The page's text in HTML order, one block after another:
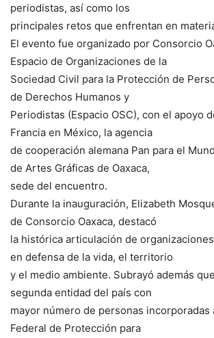
periodistas, así como los
principales retos que enfrentan en
El evento fue organizado por Consorcio
Espacio de Organizaciones de la
Sociedad Civil para la Protección de
de Derechos Humanos y
Periodistas (Espacio OSC), con el apoyo
Francia en México, la agencia
de cooperación alemana Pan para el
de Artes Gráficas de Oaxaca,
sede del encuentro.
Durante la inauguración, Elizabeth
de Consorcio Oaxaca, destacó
la histórica articulación de
en defensa de la vida, el territorio
y el medio ambiente. Subrayó además
segunda entidad del país con
mayor número de personas incorporadas
Federal de Protección para